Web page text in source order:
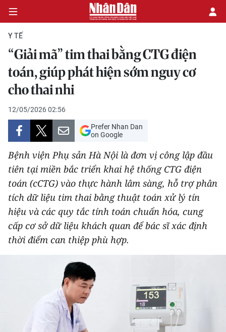
CHÍNH TRỊ
KINH TẾ
VĂN HÓA
XÃ HỘI
PHÁP LUẬT
DU LỊCH
THẾ GIỚI
THỂ THAO
KHOA HỌC - CÔNG NGHỆ
Y TẾ
“Giải mã” tim thai bằng CTG điện
toán, giúp phát hiện sớm nguy cơ
cho thai nhi
12/05/2026 02:56
Prefer Nhan Dan
on Google
Bệnh viện Phụ sản Hà Nội là đơn vị công lập đầu
tiên tại miền bắc triển khai hệ thống CTG điện
toán (cCTG) vào thực hành lâm sàng, hỗ trợ phân
tích dữ liệu tim thai bằng thuật toán xử lý tín
hiệu và các quy tắc tính toán chuẩn hóa, cung
cấp cơ sở dữ liệu khách quan để bác sĩ xác định
thời điểm can thiệp phù hợp.